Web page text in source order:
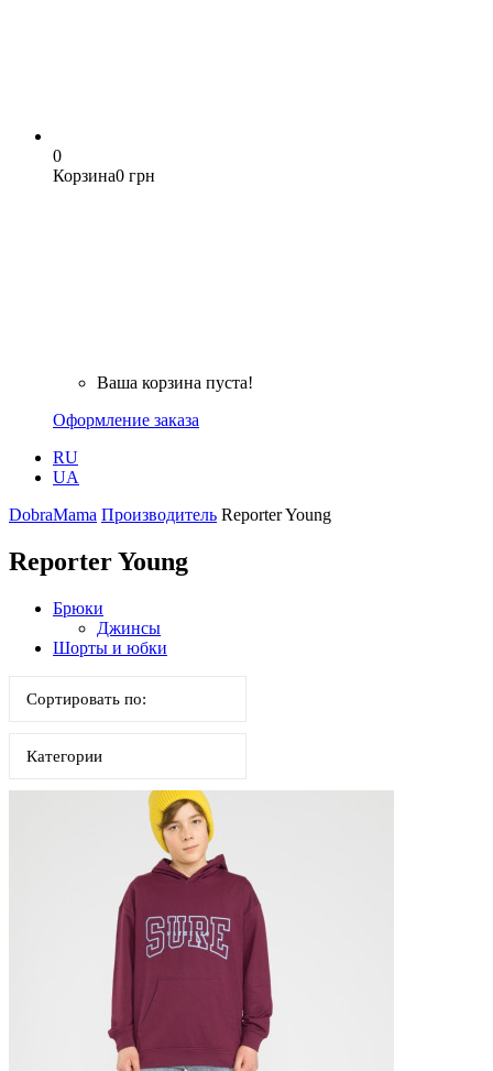
0
Корзина0 грн
Ваша корзина пуста!
Оформление заказа
RU
UA
DobraMama Производитель Reporter Young
Reporter Young
Брюки
Джинсы
Шорты и юбки
Сортировать по:
Категории